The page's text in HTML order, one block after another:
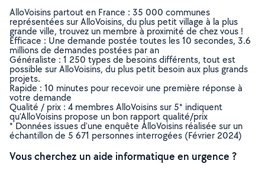
AlloVoisins partout en France : 35 000 communes
représentées sur AlloVoisins, du plus petit village à la plus
grande ville, trouvez un membre à proximité de chez vous !
Efficace : Une demande postée toutes les 10 secondes, 3.6
millions de demandes postées par an
Généraliste : 1 250 types de besoins différents, tout est
possible sur AlloVoisins, du plus petit besoin aux plus grands
projets.
Rapide : 10 minutes pour recevoir une première réponse à
votre demande
Qualité / prix : 4 membres AlloVoisins sur 5* indiquent
qu’AlloVoisins propose un bon rapport qualité/prix
* Données issues d’une enquête AlloVoisins réalisée sur un
échantillon de 5 671 personnes interrogées (Février 2024)
Vous cherchez un aide informatique en urgence ?